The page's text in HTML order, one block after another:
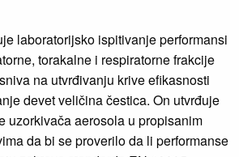
laboratorijsko ispitivanje performansi
torakalne i respiratorne frakcije
na utvrđivanju krive efikasnosti
devet veličina čestica. On utvrđuje
uzorkivača aerosola u propisanim
da bi se proverilo da li performanse